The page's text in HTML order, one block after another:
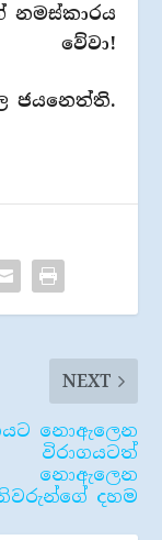
නමස්කාරය
වේවා!
ජයනෙත්ති.
NEXT
​නොඇලෙන
විරාගයටත්
නොඇලෙන
දහම